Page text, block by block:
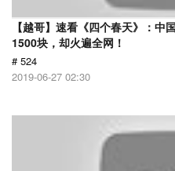
【越哥】速看《四个春天》：中
1500块，却火遍全网！
# 524
2019-06-27 02:30